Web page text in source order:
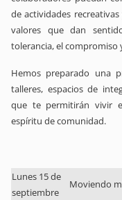
de actividades
valores que dan
tolerancia, el compromiso
Hemos preparado una
talleres, espacios de
que te permitirán vivir
espíritu de comunidad.
Lunes 15 de
septiembre
Moviendo